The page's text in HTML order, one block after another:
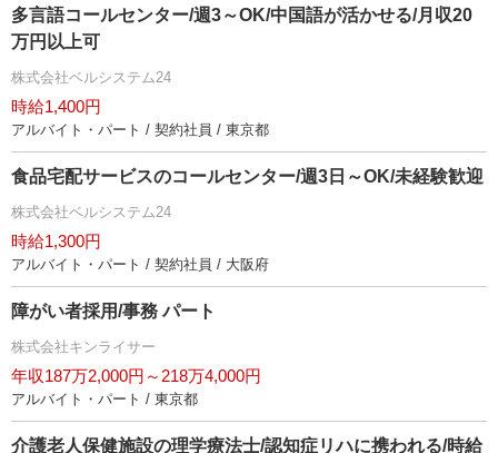
多言語コールセンター/週3～OK/中国語が活かせる/月収20
万円以上可
株式会社ベルシステム24
時給1,400円
アルバイト・パート / 契約社員 / 東京都
食品宅配サービスのコールセンター/週3日～OK/未経験歓迎
株式会社ベルシステム24
時給1,300円
アルバイト・パート / 契約社員 / 大阪府
障がい者採用/事務 パート
株式会社キンライサー
年収187万2,000円～218万4,000円
アルバイト・パート / 東京都
介護老人保健施設の理学療法士/認知症リハに携われる/時給